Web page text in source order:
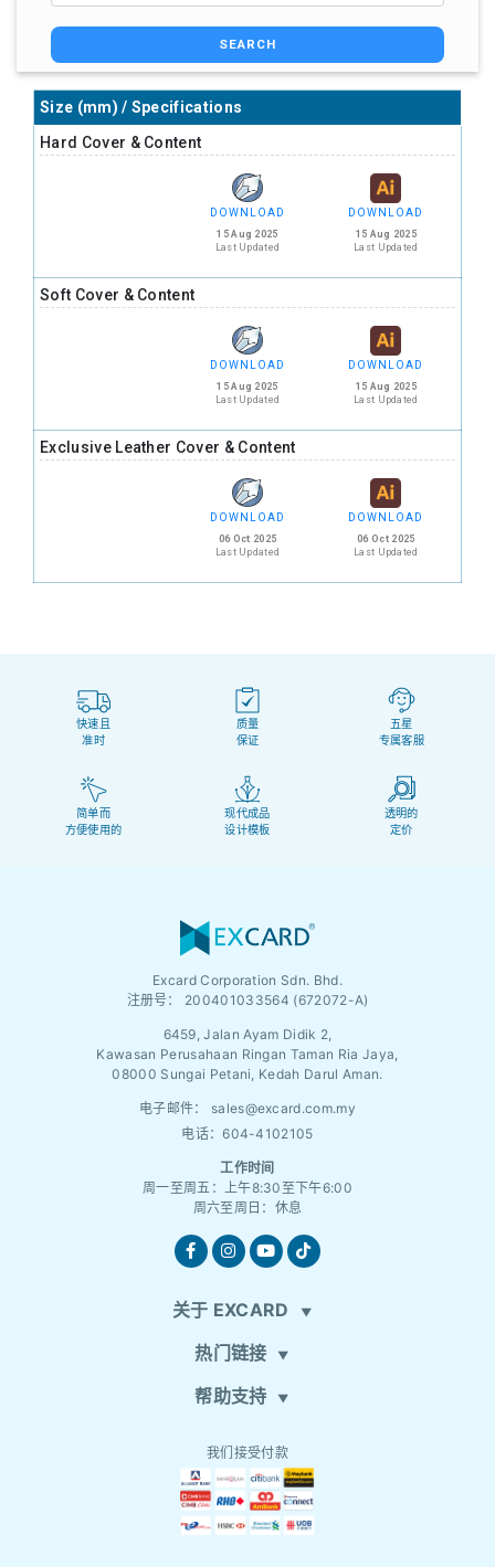
SEARCH
Size (mm) / Specifications
Hard Cover & Content
DOWNLOAD
15 Aug 2025
Last Updated
DOWNLOAD
15 Aug 2025
Last Updated
Soft Cover & Content
DOWNLOAD
15 Aug 2025
Last Updated
DOWNLOAD
15 Aug 2025
Last Updated
Exclusive Leather Cover & Content
DOWNLOAD
06 Oct 2025
Last Updated
DOWNLOAD
06 Oct 2025
Last Updated
快速且
准时
质量
保证
五星
专属客服
简单而
方便使用的
现代成品
设计模板
透明的
定价
Excard Corporation Sdn. Bhd.
注册号： 200401033564 (672072-A)
6459, Jalan Ayam Didik 2,
Kawasan Perusahaan Ringan Taman Ria Jaya,
08000 Sungai Petani, Kedah Darul Aman.
电子邮件： sales@excard.com.my
电话：604-4102105
工作时间
周一至周五：上午8:30至下午6:00
周六至周日：休息
关于 EXCARD
热门链接
帮助支持
我们接受付款